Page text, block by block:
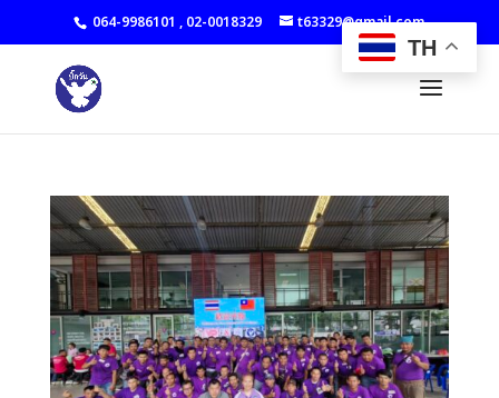
064-9986101 , 02-0018329 t63329@gmail.com
TH